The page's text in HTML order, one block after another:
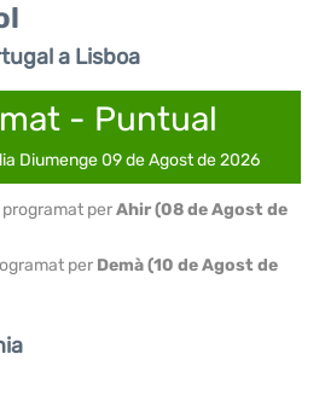
a Lisboa
- Puntual
Diumenge 09 de Agost de 2026
perAhir (08 de Agost de
per Demà (10 de Agost de